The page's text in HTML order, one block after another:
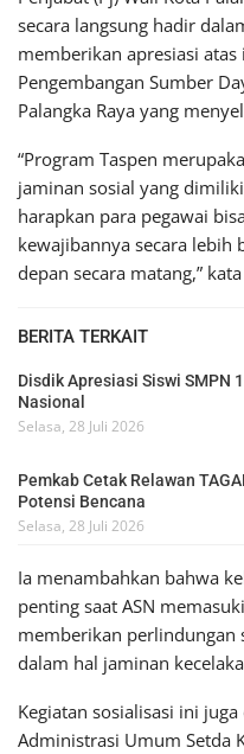
secara langsung hadir
memberikan apresiasi
Pengembangan Sumber
Palangka Raya yang
“Program Taspen
jaminan sosial yang
harapkan para pegawai
kewajibannya secara lebih
depan secara matang,”
BERITA TERKAIT
Disdik Apresiasi Siswi SMPN
Nasional
Selasa, 28 Juli 2026
Pemkab Cetak Relawan
Potensi Bencana
Selasa, 28 Juli 2026
Ia menambahkan bahwa
penting saat ASN
memberikan perlindungan
dalam hal jaminan
Kegiatan sosialisasi ini
Administrasi Umum Setda